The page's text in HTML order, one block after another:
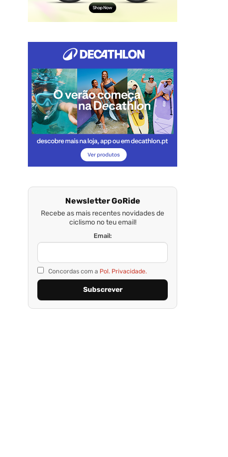
Newsletter GoRide
Recebe as mais recentes novidades de
ciclismo no teu email!
Email:
Concordas com a Pol. Privacidade.